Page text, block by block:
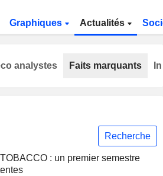
Graphiques Actualités
Recherche
: un premier semestre
analystes Faits marquants